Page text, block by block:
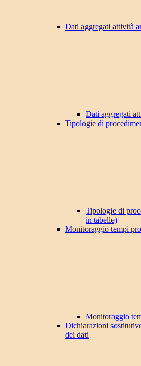
Dati aggregati attività
Dati aggregati
Tipologie di
Tipologie di
in tabelle)
Monitoraggio tempi
Monitoraggio
Dichiarazioni
dei dati